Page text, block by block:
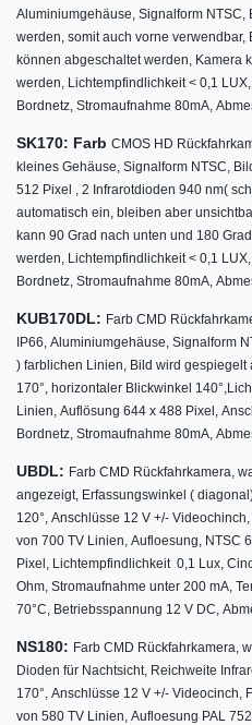
Aluminiumgehäuse, Signalform NTSC,
werden, somit auch vorne verwendbar,
können abgeschaltet werden, Kamera
werden, Lichtempfindlichkeit < 0,1 LUX,
Bordnetz, Stromaufnahme 80mA,
SK170: Farb CMOS HD
kleines Gehäuse, Signalform NTSC,
512 Pixel , 2 Infrarotdioden 940 nm(
automatisch ein, bleiben aber
kann 90 Grad nach unten und 180
werden, Lichtempfindlichkeit < 0,1 LUX,
Bordnetz, Stromaufnahme 80mA,
KUB170DL: Farb CMD
IP66, Aluminiumgehäuse, Signalform
) farblichen Linien, Bild wird gespiegelt
170°, horizontaler Blickwinkel 140°,
Linien, Auflösung 644 x 488 Pixel,
Bordnetz, Stromaufnahme 80mA,
UBDL: Farb CMD Rückfahrkamera, w
angezeigt, Erfassungswinkel (
120°, Anschlüsse 12 V +/- Videochinch,
von 700 TV Linien, Aufloesung, NTSC
Pixel, Lichtempfindlichkeit 0,1 Lux,
Ohm, Stromaufnahme unter 200 mA,
70°C, Betriebsspannung 12 V DC,
NS180: Farb CMD Rückfahrkamera, w
Dioden für Nachtsicht, Reichweite
170°, Anschlüsse 12 V +/- Videocinch,
von 580 TV Linien, Aufloesung PAL